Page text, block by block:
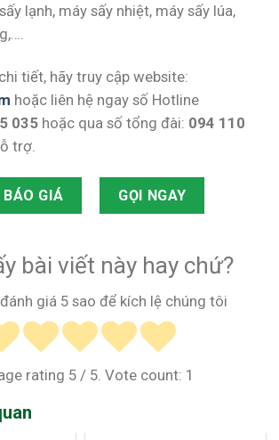
lạnh, máy sấy nhiệt, máy sấy lúa,
tiết, hãy truy cập website:
hoặc liên hệ ngay số Hotline
035 hoặc qua số tổng đài: 094 110
trợ.
BÁO GIÁ GỌI NGAY
bài viết này hay chứ?
giá 5 sao để kích lệ chúng tôi
rating 5/ 5. Vote count: 1